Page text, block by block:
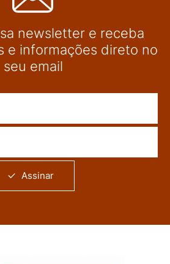
newsletter e receba
e informações direto no
seu email
Assinar